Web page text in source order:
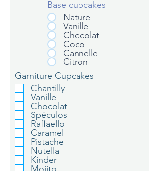
Base cupcakes
Nature
Vanille
Chocolat
Coco
Cannelle
Citron
Garniture Cupcakes
Chantilly
Vanille
Chocolat
Spéculos
Raffaello
Caramel
Pistache
Nutella
Kinder
Mojito